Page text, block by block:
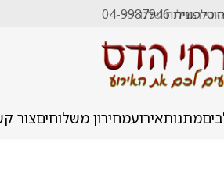
השילוח שלנו >>
04-9987946
מתנותאירועמחירון משלוחיםצור